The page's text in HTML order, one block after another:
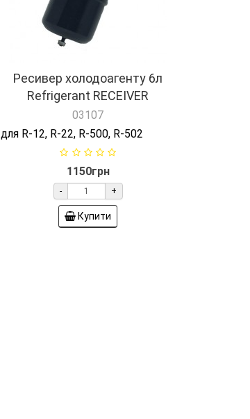
Ресивер холодоагенту 6л
Refrigerant RECEIVER
03107
для R-12, R-22, R-500, R-502
1150грн
- +
Купити